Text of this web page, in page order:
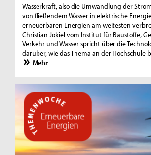
Wasserkraft, also die Umwandlung der
von fließendem Wasser in elektrische
erneuerbaren Energien am weitesten
Christian Jokiel vom Institut für Baustoffe,
Verkehr und Wasser spricht über die
darüber, wie das Thema an der Hochschule
Mehr